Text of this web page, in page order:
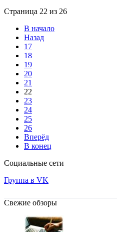
Страница 22 из 26
В начало
Назад
17
18
19
20
21
22
23
24
25
26
Вперёд
В конец
Социальные сети
Группа в VK
Свежие обзоры